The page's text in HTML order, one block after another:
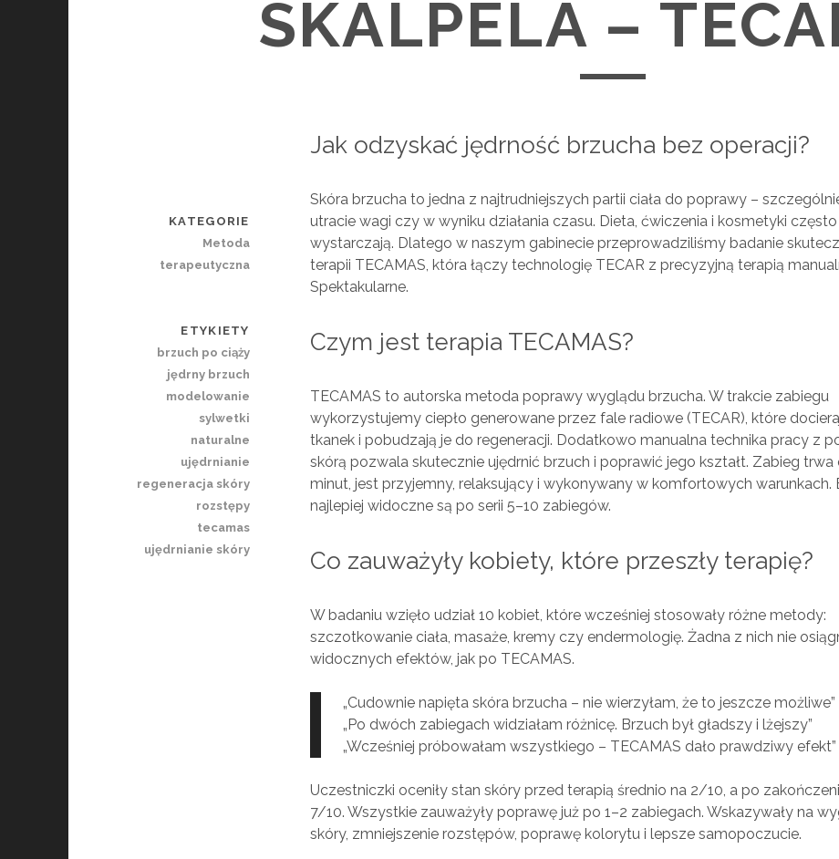
SKALPELA –
Jak odzyskać jędrność brzucha bez operacji?
Skóra brzucha to jedna z najtrudniejszych partii ciała do poprawy –
utracie wagi czy w wyniku działania czasu. Dieta, ćwiczenia i kosmetyki często
wystarczają. Dlatego w naszym gabinecie przeprowadziliśmy badanie
terapii TECAMAS, która łączy technologię TECAR z precyzyjną terapią
Spektakularne.
Czym jest terapia TECAMAS?
TECAMAS to autorska metoda poprawy wyglądu brzucha. W trakcie zabiegu
wykorzystujemy ciepło generowane przez fale radiowe (TECAR), które
tkanek i pobudzają je do regeneracji. Dodatkowo manualna technika pracy z
skórą pozwala skutecznie ujędrnić brzuch i poprawić jego kształt. Zabieg trwa
minut, jest przyjemny, relaksujący i wykonywany w komfortowych warunkach.
najlepiej widoczne są po serii 5–10 zabiegów.
Co zauważyły kobiety, które przeszły terapię?
W badaniu wzięło udział 10 kobiet, które wcześniej stosowały różne metody:
szczotkowanie ciała, masaże, kremy czy endermologię. Żadna z nich nie
widocznych efektów, jak po TECAMAS.
„Cudownie napięta skóra brzucha – nie wierzyłam, że to jeszcze możliwe”
„Po dwóch zabiegach widziałam różnicę. Brzuch był gładszy i lżejszy”
„Wcześniej próbowałam wszystkiego – TECAMAS dało prawdziwy efekt”
Uczestniczki oceniły stan skóry przed terapią średnio na 2/10, a po
7/10. Wszystkie zauważyły poprawę już po 1–2 zabiegach. Wskazywały na
skóry, zmniejszenie rozstępów, poprawę kolorytu i lepsze samopoczucie.
KATEGORIE
Metoda
terapeutyczna
ETYKIETY
brzuch po ciąży
jędrny brzuch
modelowanie
sylwetki
naturalne
ujędrnianie
regeneracja skóry
rozstępy
tecamas
ujędrnianie skóry